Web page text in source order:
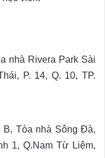
nhà Rivera Park Sài
P. 14, Q. 10, TP.
B, Tòa nhà Sông Đà,
1, Q.Nam Từ Liêm,